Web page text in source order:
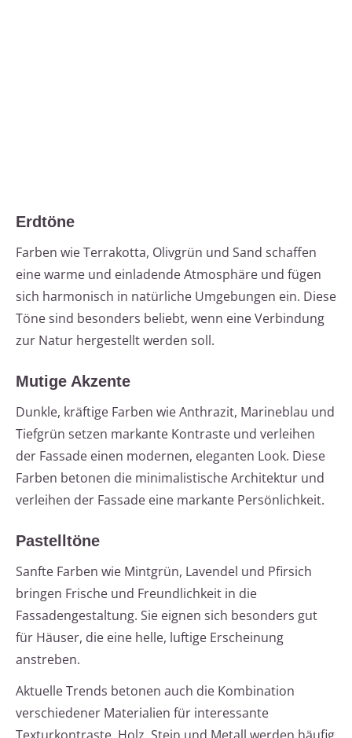
Erdtöne
Farben wie Terrakotta, Olivgrün und Sand schaffen
eine warme und einladende Atmosphäre und fügen
sich harmonisch in natürliche Umgebungen ein. Diese
Töne sind besonders beliebt, wenn eine Verbindung
zur Natur hergestellt werden soll.
Mutige Akzente
Dunkle, kräftige Farben wie Anthrazit, Marineblau und
Tiefgrün setzen markante Kontraste und verleihen
der Fassade einen modernen, eleganten Look. Diese
Farben betonen die minimalistische Architektur und
verleihen der Fassade eine markante Persönlichkeit.
Pastelltöne
Sanfte Farben wie Mintgrün, Lavendel und Pfirsich
bringen Frische und Freundlichkeit in die
Fassadengestaltung. Sie eignen sich besonders gut
für Häuser, die eine helle, luftige Erscheinung
anstreben.
Aktuelle Trends betonen auch die Kombination
verschiedener Materialien für interessante